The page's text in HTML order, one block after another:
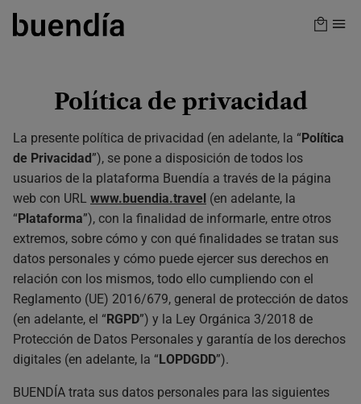
Skip
Política de privacidad
La presente política de privacidad (en adelante, la “Política
de Privacidad”), se pone a disposición de todos los
usuarios de la plataforma Buendía a través de la página
web con URL www.buendia.travel (en adelante, la
“Plataforma”), con la finalidad de informarle, entre otros
extremos, sobre cómo y con qué finalidades se tratan sus
datos personales y cómo puede ejercer sus derechos en
relación con los mismos, todo ello cumpliendo con el
Reglamento (UE) 2016/679, general de protección de datos
(en adelante, el “RGPD”) y la Ley Orgánica 3/2018 de
Protección de Datos Personales y garantía de los derechos
digitales (en adelante, la “LOPDGDD”).
BUENDÍA trata sus datos personales para las siguientes